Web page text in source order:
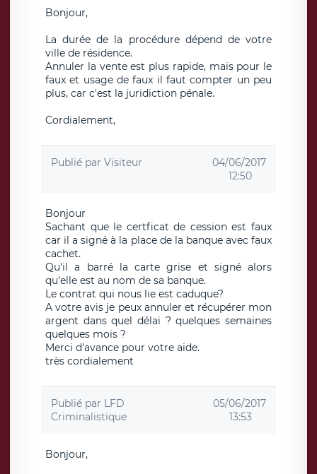
Bonjour,
La durée de la procédure dépend de votre
ville de résidence.
Annuler la vente est plus rapide, mais pour le
faux et usage de faux il faut compter un peu
plus, car c'est la juridiction pénale.
Cordialement,
Publié par Visiteur
04/06/2017
12:50
Bonjour
Sachant que le certficat de cession est faux
car il a signé à la place de la banque avec faux
cachet.
Qu'il a barré la carte grise et signé alors
qu'elle est au nom de sa banque.
Le contrat qui nous lie est caduque?
A votre avis je peux annuler et récupérer mon
argent dans quel délai ? quelques semaines
quelques mois ?
Merci d'avance pour votre aide.
très cordialement
Publié par LFD
Criminalistique
05/06/2017
13:53
Bonjour,